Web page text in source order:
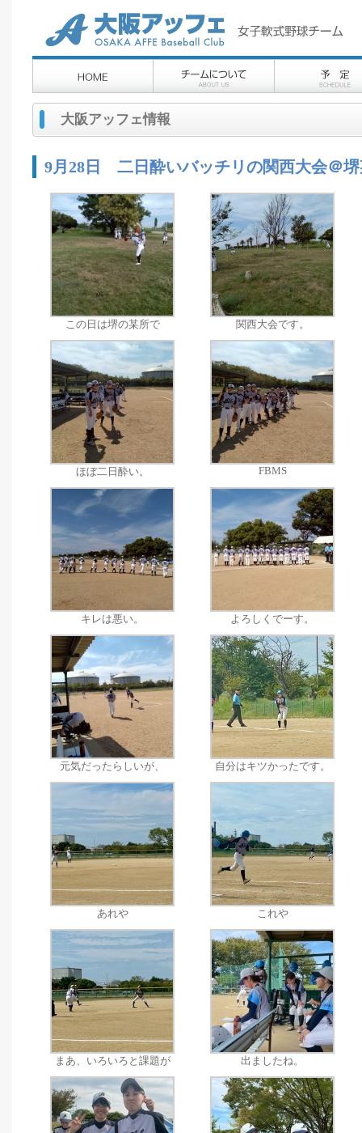
大阪アッフェ情報
9月28日 二日酔いバッチリの関西大会＠
この日は堺の某所で 関西大会です。
ほぼ二日酔い。 FBMS
キレは悪い。 よろしくでーす。
元気だったらしいが、 自分はキツかったです。
あれや これや
まあ、いろいろと課題が 出ましたね。